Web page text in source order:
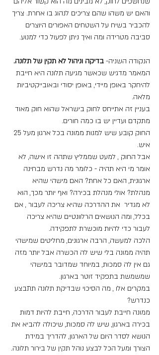
והאם יש משהו שהם צריכים לנהוג בו אחרת. צריך
להכביר בשיח על השטחים האפורים היוצרים
סביבה מטרידה ומה ואיך ניתן לפעול כדי למנוע.
הנקודה השניה- בדיקה וניהול לא תקין של תלונה.
המאמר מדגיש שכאשר מגיעה תלונה היא חייבת
להיחקר באופן מיידי, באופן יסודי ובאובייקטיביות
מלאה.
בעניין זה אתייחס לחוק בישראל שהוא חוק מאוד
מתקדם ועדיין יש בו כמה חורים.
איש.
אבל החוק , למעט שממליץ שתהה זו אישה, לא
אומר מי היא תהיה - כלומר מה נדרש מבחינה
ארגונית, האם כל אחת? האם מישהי שהיא
מנהלת? אולי מנהלת בכירה? ואף יותר מכך, הוא
לא מגדיר  את ההדרכה שהיא צריכה לעבור , אם
בכלל, ומה הנושאים הרלוונטיים שהיא צריכה
לעבור כדי להיות מוכשרת לתפקידה.
הלכה למעשה, הרבה ארגונים, מחליטים שמישהי
תהיה ממונה בלי שיש לה הכשרה אבל יותר מזה
גם אין לה סמכות, במיוחד שמדובר במישהי
שמשמשת בתפקיד זוטר בארגון.
במקרים אלו , מה הסיכוי שבדיקת תלונה תתבצע
כנדרש?
ממונה חייבת לעבור הדרכה, חייבת להיות דמות
בכירה בארגון, שיש לה סמכות, שיכולה להביא את
הנושא לסדר היום של הארגון, להדריך במידת
הצורך ומעל הכל לבצע נוהל תקין של בירור תלונה.